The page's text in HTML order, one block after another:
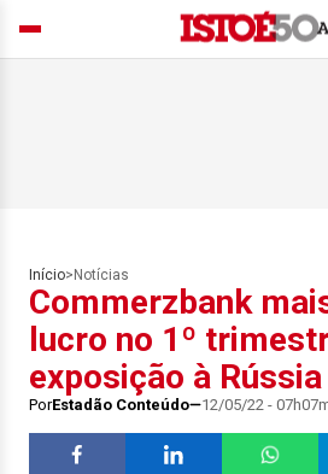
Início> Notícias
Commerzbank
lucro no 1º
exposição à Rússia
PorEstadão Conteúdo 12/05/22 -